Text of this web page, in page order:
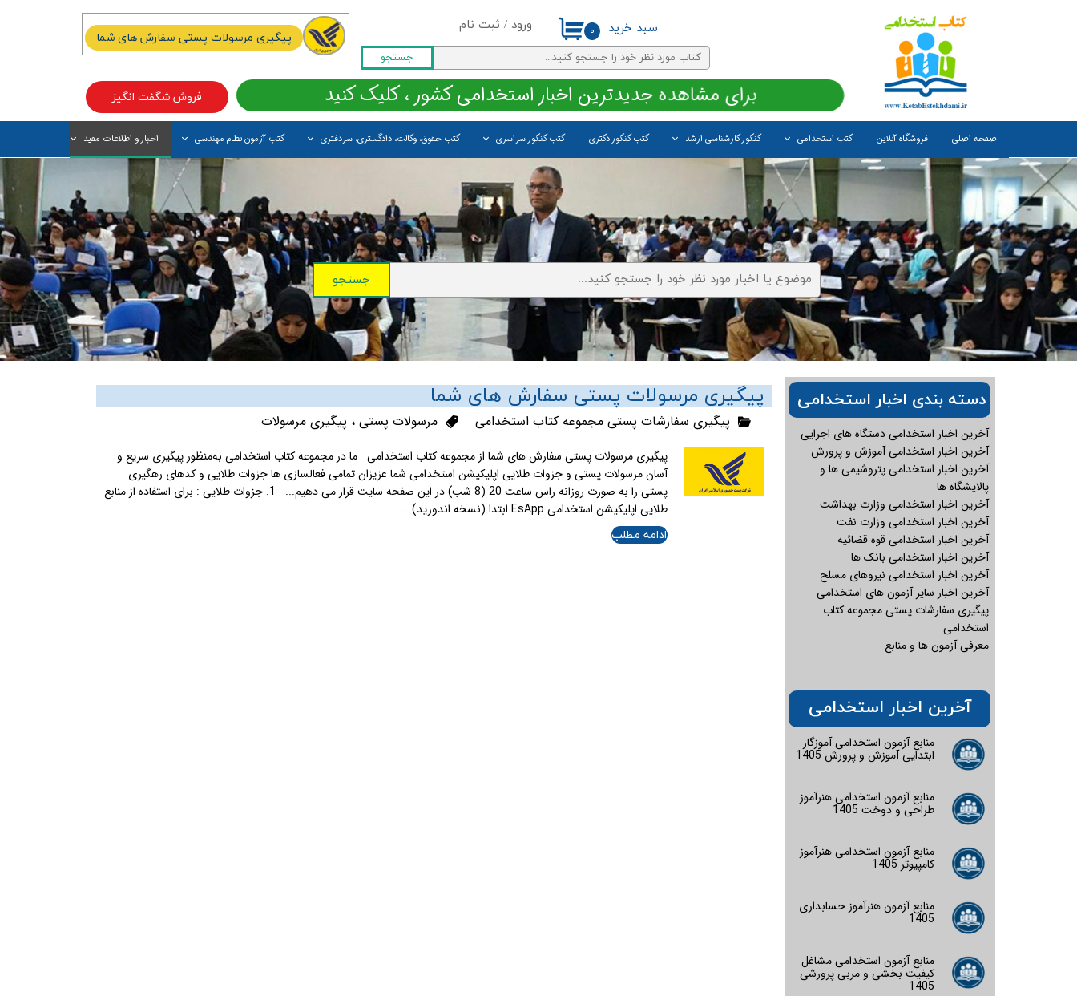
ورود / ثبت نام
حساب کاربری من
تغییر گذر واژه
سفارشات
خروج از حساب کاربری
جستجو
صفحه اصلی فروشگاه آنلاین کتب استخدامی کنکور کارشناسی ارشد کتب کنکور دکتری کتب کنکور سراسری کتب حقوق، وکالت، دادگستری، سردفتری کتب آزمون نظام مهندسی اخبار و اطلاعات مفید
۰ سبد خرید
فروش شگفت انگیز برای مشاهده جدیدترین اخبار استخدامی کشور ، کلیک کنید
پیگیری مرسولات پستی سفارش های شما
جستجو
پیگیری مرسولات پستی سفارش های شما
پیگیری سفارشات پستی مجموعه کتاب استخدامی مرسولات پستی ، پیگیری مرسولات
پیگیری مرسولات پستی سفارش های شما از مجموعه کتاب استخدامی ما در مجموعه کتاب استخدامی به‌منظور پیگیری سریع و
آسان مرسولات پستی و جزوات طلایی اپلیکیشن استخدامی شما عزیزان تمامی فعالسازی ها جزوات طلایی و کدهای رهگیری
پستی را به صورت روزانه راس ساعت 20 (8 شب) در این صفحه سایت قرار می دهیم... 1. جزوات طلایی : برای استفاده از منابع
طلایی اپلیکیشن استخدامی EsApp ابتدا (نسخه اندورید) …
ادامه مطلب
منابع آزمون استخدامی آموزگار
ابتدایی آموزش و پرورش 1405
منابع آزمون استخدامی هنرآموز
طراحی و دوخت 1405
منابع آزمون استخدامی هنرآموز
کامپیوتر 1405
منابع آزمون هنرآموز حسابداری
1405
منابع آزمون استخدامی مشاغل
کیفیت بخشی و مربی پرورشی
1405
آخرین اخبار استخدامی دستگاه های اجرایی
آخرین اخبار استخدامی آموزش و پرورش
آخرین اخبار استخدامی پتروشیمی ها و
پالایشگاه ها
آخرین اخبار استخدامی وزارت بهداشت
آخرین اخبار استخدامی وزارت نفت
آخرین اخبار استخدامی قوه قضائیه
آخرین اخبار استخدامی بانک ها
آخرین اخبار استخدامی نیروهای مسلح
آخرین اخبار سایر آزمون های استخدامی
پیگیری سفارشات پستی مجموعه کتاب
استخدامی
معرفی آزمون ها و منابع
دسته بندی اخبار استخدامی
آخرین اخبار استخدامی